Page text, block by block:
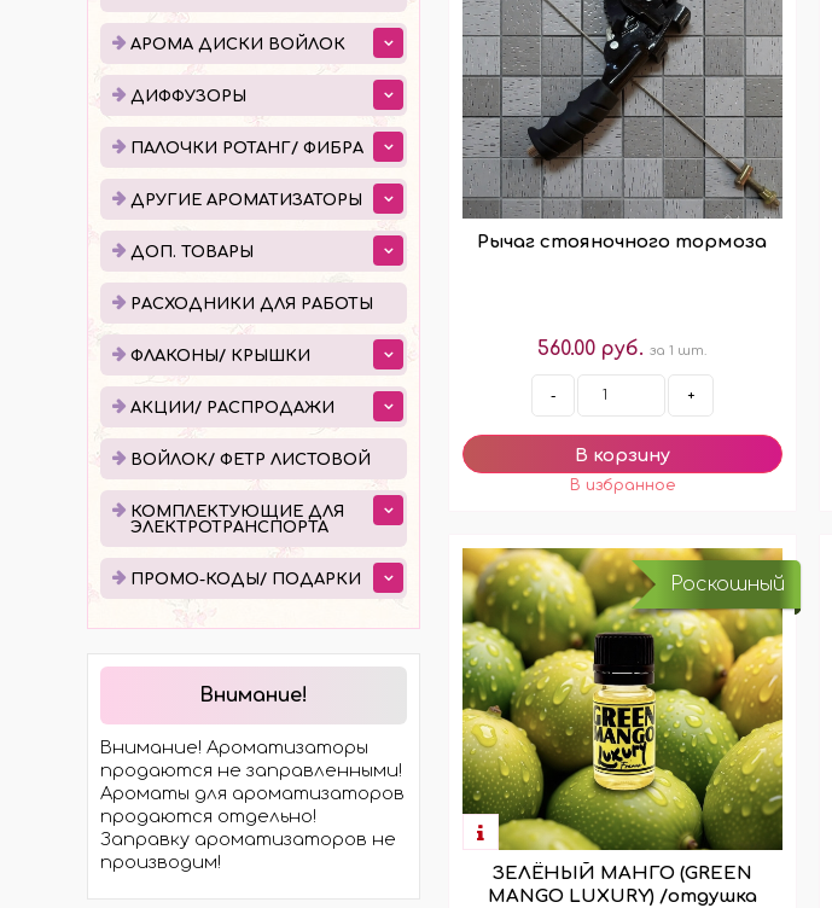
ДИФФУЗОРЫ
ЕМКОСТИ ДЛЯ ДИФФУЗОРОВ
ГОТОВЫЕ ДИФФУЗОРЫ
ЖИДКОСТЬ ДЛЯ ДИФФУЗОРОВ
ПАЛОЧКИ РОТАНГ/ ФИБРА
ПОШТУЧНО
УПАКОВКИ ПО 100 ШТ
РАСХОДНИКИ ДЛЯ РАБОТЫ
КАПЕЛЬНИЦЫ/ ПЭТ
АТОМАЙЗЕРЫ
КРЫШКИ/ РАСПЫЛИТЕЛИ
КОМПЛЕКТУЮЩИЕ ДЛЯ
ЭЛЕКТРОТРАНСПОРТА
МОСТЫ
ХОДОВАЯ ЧАСТЬ
ЭЛЕКТРОМОТОРЫ И
КОМПЛЕКТЫ
ГИДРАВЛИКА
КОЛЁСА И ШИНЫ
ПРОМО-КОДЫ
ПОДАРКИ(при заказе от 10 000 ₽)
Рычаг стояночного тормоза
560.00 руб. за 1 шт.
- +
Роскошный
ЗЕЛЁНЫЙ МАНГО (GREEN
MANGO LUXURY) /отдушка
АРОМА ДИСКИ ВОЙЛОК
ДИФФУЗОРЫ
ПАЛОЧКИ РОТАНГ/ ФИБРА
ДРУГИЕ АРОМАТИЗАТОРЫ
ДОП. ТОВАРЫ
РАСХОДНИКИ ДЛЯ РАБОТЫ
ФЛАКОНЫ/ КРЫШКИ
АКЦИИ/ РАСПРОДАЖИ
ВОЙЛОК/ ФЕТР ЛИСТОВОЙ
КОМПЛЕКТУЮЩИЕ ДЛЯ
ЭЛЕКТРОТРАНСПОРТА
ПРОМО-КОДЫ/ ПОДАРКИ
Внимание!
Внимание! Ароматизаторы
продаются не заправленными!
Ароматы для ароматизаторов
продаются отдельно!
Заправку ароматизаторов не
производим!